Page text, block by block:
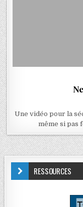
Une vidéo pour la
même si pas
RESSOURCES